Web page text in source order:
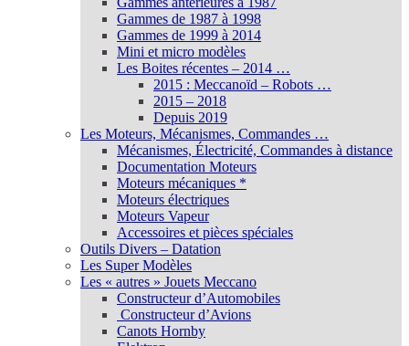
Gammes de 1987 à 1998
Gammes de 1999 à 2014
Mini et micro modèles
Les Boites récentes – 2014 …
2015 : Meccanoïd – Robots …
2015 – 2018
Depuis 2019
Les Moteurs, Mécanismes, Commandes …
Mécanismes, Électricité, Commandes à distance
Documentation Moteurs
Moteurs mécaniques *
Moteurs électriques
Moteurs Vapeur
Accessoires et pièces spéciales
Outils Divers – Datation
Les Super Modèles
Les « autres » Jouets Meccano
Constructeur d’Automobiles
Constructeur d’Avions
Canots Hornby